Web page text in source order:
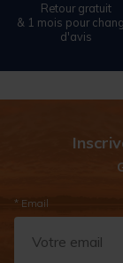
Retour gratuit
& 1 mois pour
d'avis
* Email